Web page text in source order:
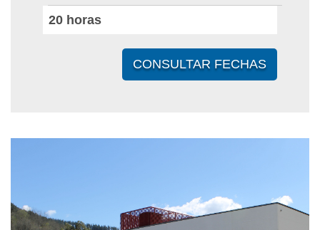
20 horas
CONSULTAR FECHAS